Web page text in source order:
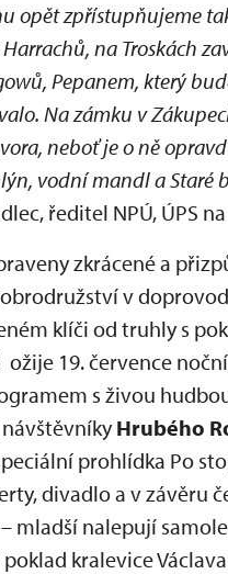
opět zpřístupňujeme
na Troskách
Pepanem, který
Na zámku v
neboť je o ně
vodní mandl a Staré
ředitel NPÚ, ÚPS
zkrácené a
v
klíči od truhly s
ožije 19. července
s živou
Hrubého
prohlídka Po
divadlo a v závěru
mladší nalepují
kralevice